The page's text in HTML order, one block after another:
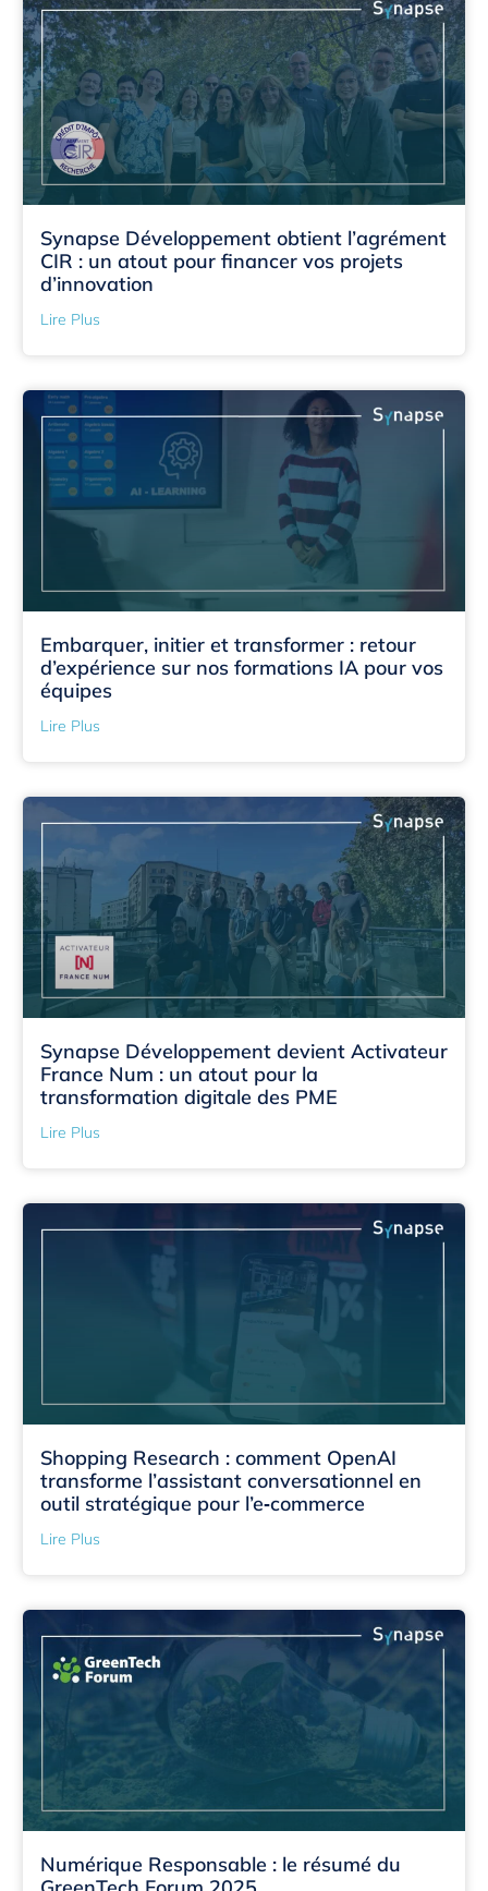
Synapse Développement obtient l’agrément
CIR : un atout pour financer vos projets
d’innovation
Lire Plus
Embarquer, initier et transformer : retour
d’expérience sur nos formations IA pour vos
équipes
Lire Plus
Synapse Développement devient Activateur
France Num : un atout pour la
transformation digitale des PME
Lire Plus
Shopping Research : comment OpenAI
transforme l’assistant conversationnel en
outil stratégique pour l’e‑commerce
Lire Plus
Numérique Responsable : le résumé du